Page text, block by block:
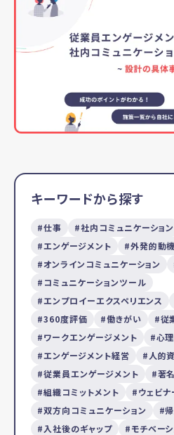
キーワードから探す
仕事 社内コミュニケーション
エンゲージメント
外発的動
オンラインコミュニケーション
コミュニケーションツール
エンプロイーエクスペリエンス
360度評価
働きがい
従
ワークエンゲージメント
心
エンゲージメント経営
人的
従業員エンゲージメント
著
組織コミットメント
ウェビナ
双方向コミュニケーション
入社後のギャップ
モチベー